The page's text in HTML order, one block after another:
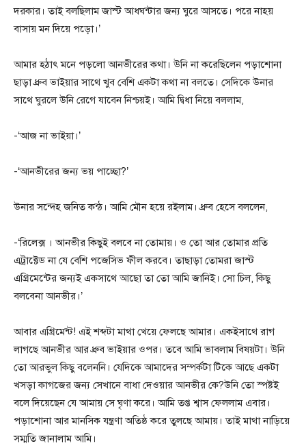
দরকার। তাই বলছিলাম জাস্ট আধঘন্টার জন্য ঘুরে আসতে। পরে নাহয়
বাসায় মন দিয়ে পড়ো।’
আমার হঠাৎ মনে পড়লো আনভীরের কথা। উনি না করেছিলেন পড়াশোনা
ছাড়া ধ্রুব ভাইয়ার সাথে খুব বেশি একটা কথা না বলতে। সেদিকে উনার
সাথে ঘুরলে উনি রেগে যাবেন নিশ্চয়ই। আমি দ্বিধা নিয়ে বললাম,
-‘আজ না ভাইয়া।’
-‘আনভীরের জন্য ভয় পাচ্ছো?’
উনার সন্দেহ জনিত কন্ঠ। আমি মৌন হয়ে রইলাম। ধ্রুব হেসে বললেন,
-‘রিলেক্স । আনভীর কিছুই বলবে না তোমায়। ও তো আর তোমার প্রতি
এট্রাক্টেড না যে বেশি পজেসিভ ফীল করবে। তাছাড়া তোমরা জাস্ট
এগ্রিমেন্টের জন্যই একসাথে আছো তা তো আমি জানিই। সো চিল, কিছু
বলবেনা আনভীর।’
আবার এগ্রিমেন্ট! এই শব্দটা মাথা খেয়ে ফেলছে আমার। একইসাথে রাগ
লাগছে আনভীর আর ধ্রুব ভাইয়ার ওপর। তবে আমি ভাবলাম বিষয়টা। উনি
তো আরভুল কিছু বলেননি। যেদিকে আমাদের সম্পর্কটা টিকে আছে একটা
খসড়া কাগজের জন্য সেখানে বাধা দেওয়ার আনভীর কে?উনি তো স্পষ্টই
বলে দিয়েছেন যে আমায় সে ঘৃণা করে। আমি তপ্ত শ্বাস ফেললাম এবার।
পড়াশোনা আর মানসিক যন্ত্রণা অতিষ্ঠ করে তুলছে আমায়। তাই মাথা নাড়িয়ে
সম্মতি জানালাম আমি।